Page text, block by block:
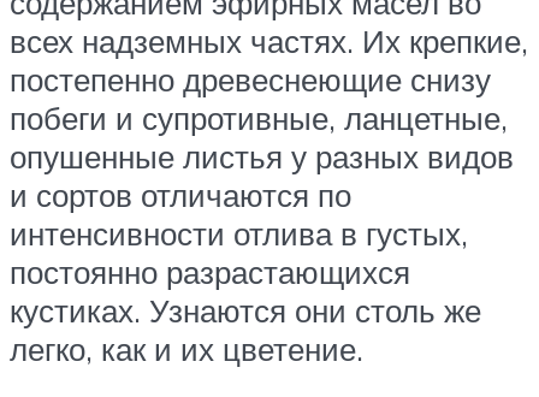
всех надземных частях. Их крепкие,
постепенно древеснеющие снизу
побеги и супротивные, ланцетные,
опушенные листья у разных видов
и сортов отличаются по
интенсивности отлива в густых,
постоянно разрастающихся
кустиках. Узнаются они столь же
легко, как и их цветение.